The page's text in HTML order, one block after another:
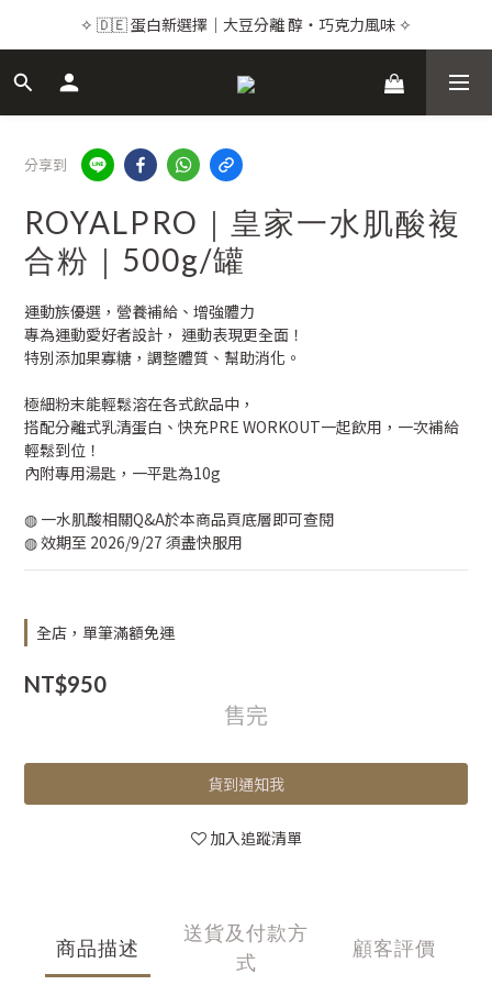
✧ 🇩🇪 蛋白新選擇｜大豆分離 醇・巧克力風味 ✧
✧ 🇩🇪 蛋白新選擇｜大豆分離 醇・巧克力風味 ✧
✧ 💌 品牌感謝祭｜頂級保健24折起 ✧
✧ 🇩🇪 蛋白新選擇｜大豆分離 醇・巧克力風味 ✧
分享到
ROYALPRO｜皇家一水肌酸複
合粉｜500g/罐
運動族優選，營養補給、增強體力
專為運動愛好者設計， 運動表現更全面！
特別添加果寡糖，調整體質、幫助消化。
極細粉末能輕鬆溶在各式飲品中，
搭配分離式乳清蛋白、快充PRE WORKOUT一起飲用，一次補給
輕鬆到位！
內附專用湯匙，一平匙為10g
◍ 一水肌酸相關Q&A於本商品頁底層即可查閱
◍ 效期至 2026/9/27 須盡快服用
全店，單筆滿額免運
NT$950
售完
貨到通知我
加入追蹤清單
商品描述
送貨及付款方
式
顧客評價